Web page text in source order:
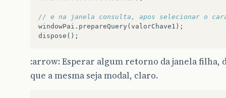
// e na janela consulta, apos selecionar o
windowPai . prepareQuery( valorChave1 );
dispose ();
:arrow: Esperar algum retorno da janela filha,
que a mesma seja modal, claro.